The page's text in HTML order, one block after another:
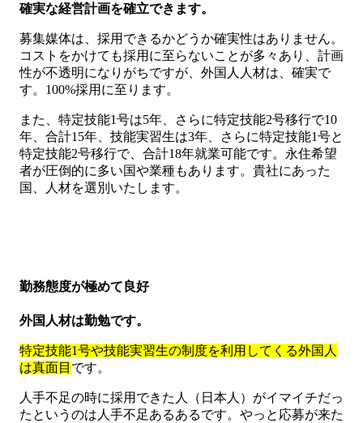
確実な経営計画を確立できます。
募集媒体は、採用できるかどうか確実性はありません。
コストをかけても採用に至らないことが多々あり、計画
性が不透明になりがちですが、外国人人材は、確実で
す。100%採用に至ります。
また、特定技能1号は5年、さらに特定技能2号移行で10
年、合計15年、技能実習生は3年、さらに特定技能1号と
特定技能2号移行で、合計18年就業可能です。永住希望
者が圧倒的に多い国や業種もあります。貴社にあった
国、人材を選別いたします。
勤務態度が極めて良好
外国人材は勤勉です。
特定技能1号や技能実習生の制度を利用してくる外国人
は真面目 です。
人手不足の時に採用できた人（日本人）がイマイチだっ
たというのは人手不足あるあるです。やっと応募が来た